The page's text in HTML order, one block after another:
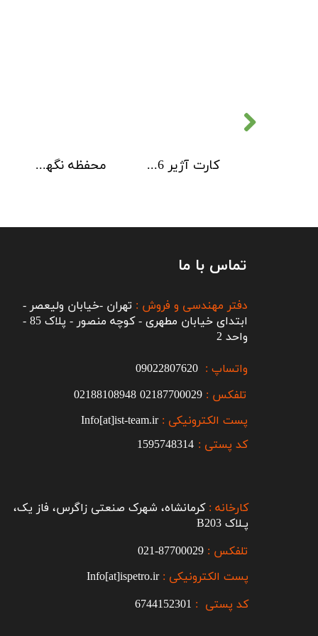
محفظه نگهداری کارت های ماژول Kentec کارت آژیر 6 کاناله Kentec
تماس با ما
تلفکس : 02187700029
02188108948
پست الکترونیکی :Info[at]ist-team.ir
واتساپ :
دفتر مهندسی و فروش : تهران -خیابان ولیعصر -
ابتدای خیابان مطهری - کوچه منصور - پلاک 85 -
واحد 2
کارخانه : کرمانشاه، شهرک صنعتی زاگرس، فاز یک،
پـلاک B203​​​​​​​
کد پستی : 1595748314
پست الکترونیکی :Info[at]ispetro.ir
تلفکس : 87700029-021​​​​​​​
کد پستی : 6744152301